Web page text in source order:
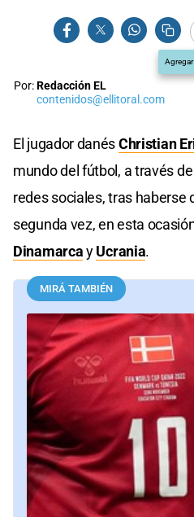
Por:Redacción EL
contenidos@ellitoral.com
El jugador danésChristian
mundo del fútbol, a través
redes sociales, tras haberse
segunda vez, en esta
DinamarcayUcrania.
MIRÁ TAMBIÉN